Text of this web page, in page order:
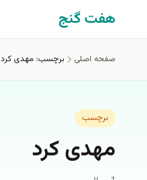
رفتن به محتوای اصلی
هفت گنج
صفحه اصلی برچسب: مهدی کرد
برچسب
مهدی کرد